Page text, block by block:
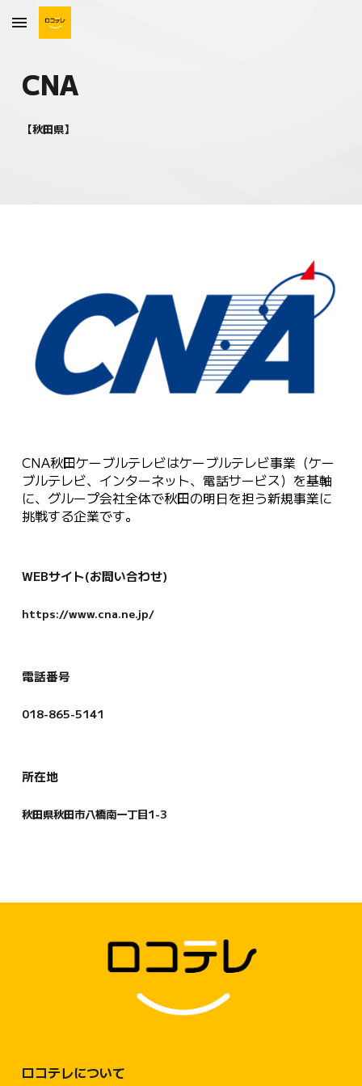
Skip to main content
CNA
【秋田県】
CNA秋田ケーブルテレビはケーブルテレビ事業（ケー
ブルテレビ、インターネット、電話サービス）を基軸
に、グループ会社全体で秋田の明日を担う新規事業に
挑戦する企業です。
WEBサイト(お問い合わせ)
https://www.cna.ne.jp/
電話番号
018-865-5141
所在地
秋田県秋田市八橋南一丁目1-3
ロコテレについて